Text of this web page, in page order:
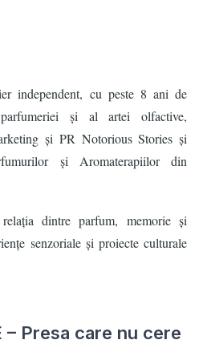
independent, cu peste 8 ani de
și al artei olfactive,
și PR Notorious Stories și
și Aromaterapiilor din
dintre parfum, memorie și
e senzoriale și proiecte culturale
– Presa care nu cere